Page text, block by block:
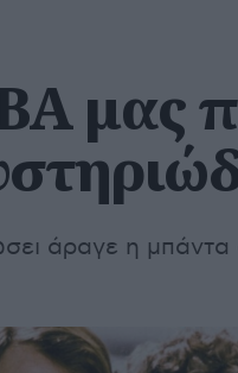
μας
άραγε η